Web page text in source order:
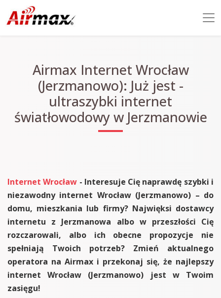
Airmax Internet Wrocław
(Jerzmanowo): Już jest -
ultraszybki internet
światłowodowy w Jerzmanowie
Internet Wrocław - Interesuje Cię naprawdę szybki i
niezawodny internet Wrocław (Jerzmanowo) – do
domu, mieszkania lub firmy? Najwięksi dostawcy
internetu z Jerzmanowa albo w przeszłości Cię
rozczarowali, albo ich obecne propozycje nie
spełniają Twoich potrzeb? Zmień aktualnego
operatora na Airmax i przekonaj się, że najlepszy
internet Wrocław (Jerzmanowo) jest w Twoim
zasięgu!